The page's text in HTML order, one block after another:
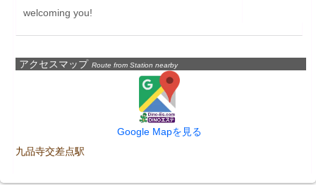
welcoming you!
アクセスマップ Route from Station nearby
Google Mapを見る
九品寺交差点駅